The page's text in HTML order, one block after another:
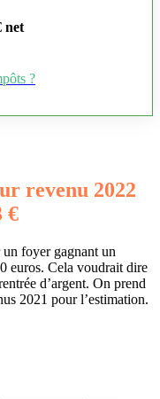
net
?
revenu 2022
€
foyer gagnant un
euros. Cela voudrait dire
d’argent. On prend
2021 pour l’estimation.